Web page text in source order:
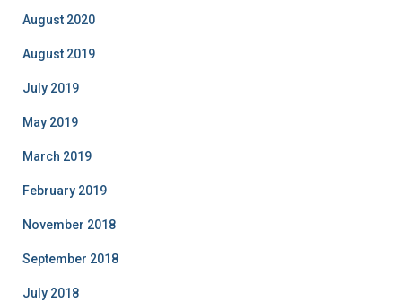
August 2020
August 2019
July 2019
May 2019
March 2019
February 2019
November 2018
September 2018
July 2018